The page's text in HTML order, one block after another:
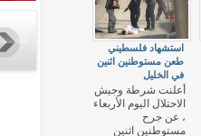
استشهاد فلسطيني
طعن مستوطنين اثنين
في الخليل
أعلنت شرطة وجيش
الاحتلال اليوم الأربعاء
، عن جرح
مستوطنين اثنين